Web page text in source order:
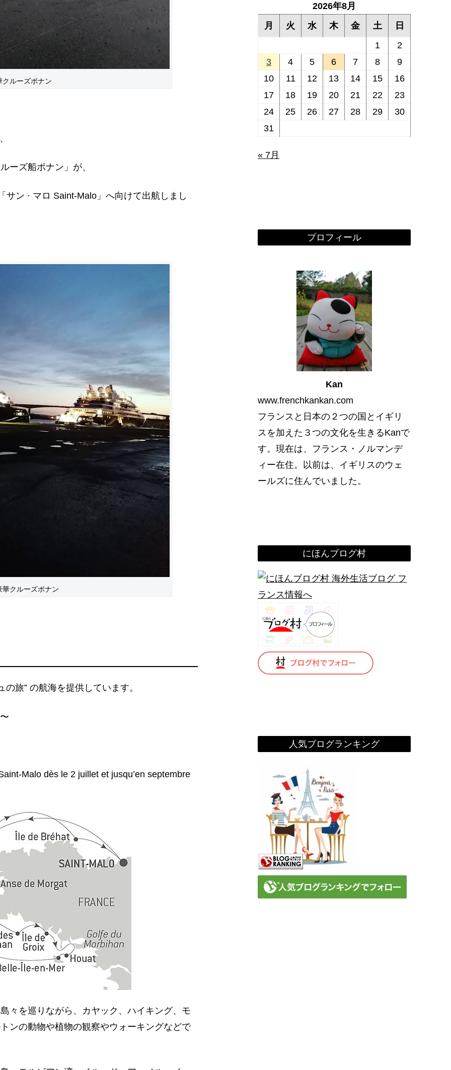
クルーズポナン
ーズ船ポナン」が、
ン · マロ Saint-Malo」へ向けて出航しまし
華クルーズポナン
旅” の航海を提供しています。
Malo dès le 2 juillet et jusqu’en septembre
々を巡りながら、カヤック、ハイキング、モ
ンの動物や植物の観察やウォーキングなどで
2026年8月
月
火 水 木 金 土
日
1
2
3
4 5 6 7 8
9
10
11 12 13 14 15
16
17
18 19 20 21 22
23
24
25 26 27 28 29
30
31
« 7月
プロフィール
Kan
www.frenchkankan.com
フランスと日本の２つの国とイギリ
スを加えた３つの文化を生きるKanで
す。現在は、フランス・ノルマンデ
ィー在住。以前は、イギリスのウェ
ールズに住んでいました。
にほんブログ村
人気ブログランキング